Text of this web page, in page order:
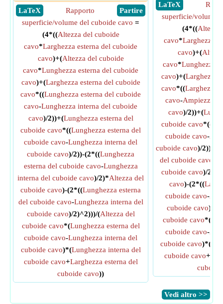
​ LaTeX
​ Partire
Rapporto
superficie/volume del cuboide cavo =
(4*((Altezza del cuboide
cavo*Larghezza esterna del cuboide
cavo)+(Altezza del cuboide
cavo*Lunghezza esterna del cuboide
cavo)+(Larghezza esterna del cuboide
cavo*((Lunghezza esterna del cuboide
cavo-Lunghezza interna del cuboide
cavo)/2))+(Lunghezza esterna del
cuboide cavo*((Lunghezza esterna del
cuboide cavo-Lunghezza interna del
cuboide cavo)/2))-(2*((Lunghezza
esterna del cuboide cavo-Lunghezza
interna del cuboide cavo)/2)*Altezza del
cuboide cavo)-(2*((Lunghezza esterna
del cuboide cavo-Lunghezza interna del
cuboide cavo)/2)^2)))/(Altezza del
cuboide cavo*(Lunghezza esterna del
cuboide cavo-Lunghezza interna del
cuboide cavo)*(Lunghezza interna del
cuboide cavo+Larghezza esterna del
cuboide cavo))
​ LaTeX
superficie/volume
(4*((Altezza
cavo*Larghezza
cavo)+(
cavo*Lunghezza
cavo)+(Larghezza
cavo*((Larghezza
cavo-Ampiezza
cavo)/2))+(
cuboide cavo*((
cuboide cavo-
cuboide cavo)/2))-
del cuboide cavo
cuboide cavo)/2)*
cavo)-(2*((
cuboide cavo-
cuboide cavo)/
cuboide cavo*(
cuboide cavo-
cuboide cavo)*(
cuboide cavo+
​Vedi altro >>